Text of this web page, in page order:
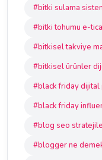
#bitki sulama
#bitki tohumu e-
#bitkisel takviye
#bitkisel ürünler
#black friday dijital
#black friday
#blog seo
#blogger ne